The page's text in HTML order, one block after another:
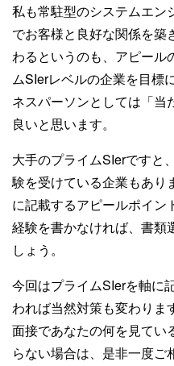
私も常駐型のシステムエン
でお客様と良好な関係を築
わるというのも、アピール
ムSIerレベルの企業を目標
ネスパーソンとしては「当
良いと思います。
大手のプライムSIerですと
験を受けている企業もあり
に記載するアピールポイン
経験を書かなければ、書類
しょう。
今回はプライムSIerを軸に
われば当然対策も変わりま
面接であなたの何を見てい
らない場合は、是非一度ご